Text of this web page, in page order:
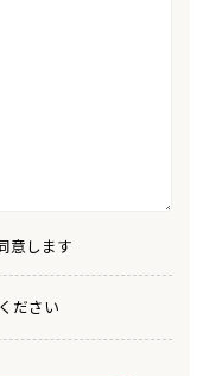
意します
ださい